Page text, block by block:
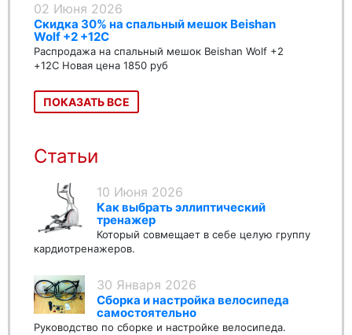
02 Июня 2026
Скидка 30% на спальный мешок Beishan
Wolf +2 +12C
Распродажа на спальный мешок Beishan Wolf +2
+12C Новая цена 1850 руб
ПОКАЗАТЬ ВСЕ
Статьи
10 Июня 2026
Как выбрать эллиптический
тренажер
Который совмещает в себе целую группу
кардиотренажеров.
30 Января 2026
Сборка и настройка велосипеда
самостоятельно
Руководство по сборке и настройке велосипеда.